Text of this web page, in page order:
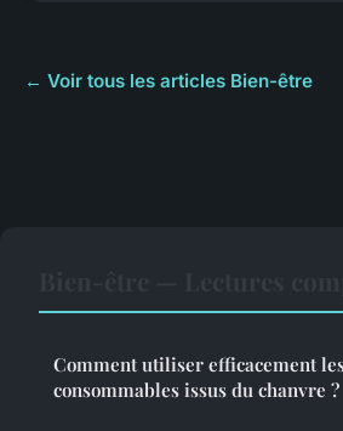
← Voir tous les articles Bien-être
Comment utiliser efficacement
consommables issus du chanvre ?